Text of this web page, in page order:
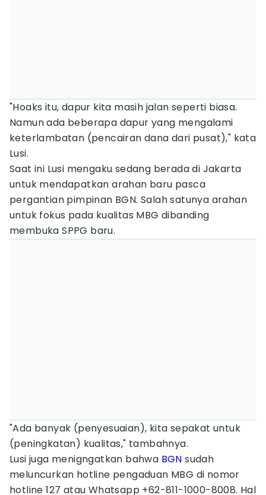
"Hoaks itu, dapur kita masih jalan seperti biasa.
Namun ada beberapa dapur yang mengalami
keterlambatan (pencairan dana dari pusat)," kata
Lusi.
Saat ini Lusi mengaku sedang berada di Jakarta
untuk mendapatkan arahan baru pasca
pergantian pimpinan BGN. Salah satunya arahan
untuk fokus pada kualitas MBG dibanding
membuka SPPG baru.
"Ada banyak (penyesuaian), kita sepakat untuk
(peningkatan) kualitas," tambahnya.
Lusi juga menigngatkan bahwa BGN sudah
meluncurkan hotline pengaduan MBG di nomor
hotline 127 atau Whatsapp +62-811-1000-8008. Hal